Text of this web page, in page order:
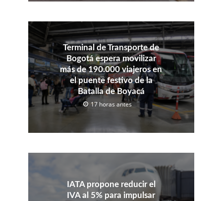
Terminal de Transporte de
Bogotá espera movilizar
más de 190.000 viajeros en
el puente festivo de la
Batalla de Boyacá
17 horas antes
IATA propone reducir el
IVA al 5% para impulsar